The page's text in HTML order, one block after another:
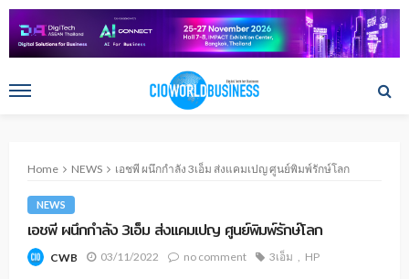
Home NEWS เอชพี ผนึกกำลัง 3เอ็ม ส่งแคมเปญ ศูนย์พิมพ์รักษ์โลก
NEWS
เอชพี ผนึกกำลัง 3เอ็ม ส่งแคมเปญ ศูนย์พิมพ์รักษ์โลก
CWB 03/11/2022 no comment 3เอ็ม HP